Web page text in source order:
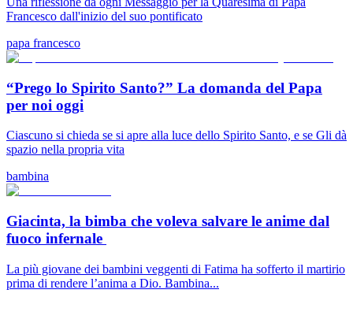
Francesco dall'inizio del suo pontificato
papa francesco
“Prego lo Spirito Santo?” La domanda del Papa
per noi oggi
Ciascuno si chieda se si apre alla luce dello Spirito Santo, e se Gli dà
spazio nella propria vita
bambina
Giacinta, la bimba che voleva salvare le anime dal
fuoco infernale
La più giovane dei bambini veggenti di Fatima ha sofferto il martirio
prima di rendere l’anima a Dio. Bambina...